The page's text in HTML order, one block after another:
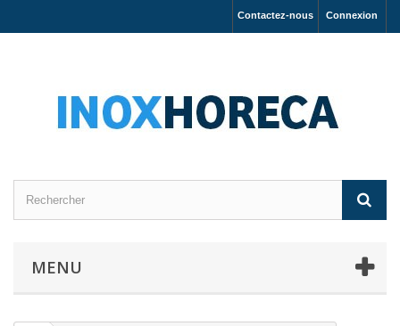
Connexion
Contactez-nous
MENU